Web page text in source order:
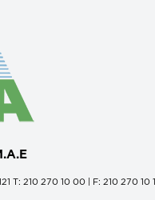
Τ: 210 270 10 00 | F: 210 270 10